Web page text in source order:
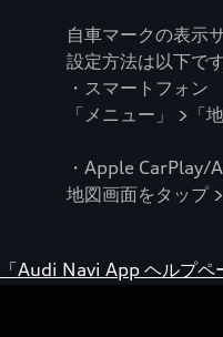
自車マークの表示
設定方法は以下で
・スマートフォン
「メニュー」 >「
・Apple
地図画面をタップ
「Audi Navi App ヘルプペ